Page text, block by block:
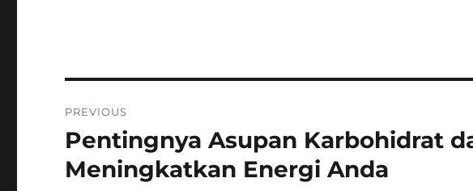
navigation
PREVIOUS
Previous
post:
Pentingnya Asupan Karbohidrat
Meningkatkan Energi Anda